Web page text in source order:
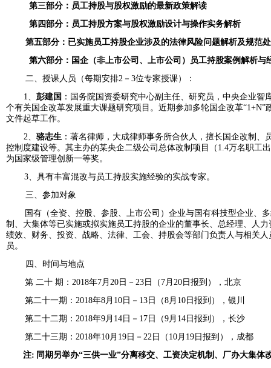
第三部分：员工持股与股权激励的最新政策解读
第四部分：员工持股方案与股权激励设计与操作实务解析
第五部分： 已实施员工持股企业涉及的法律风险问题解析及规范
第六部分：国企（非上市公司、上市公司）员工持股案例解析与
二、授课人员（每期安排2 －3位专家授课）：
1、彭建国 ：国务院国资委研究中心副主任、研究员，中央企业
个有关国企改革发展重大课题研究项目。近期参加多轮国企改革“1+N”
文件起草工作。
2、 骆志生：著名律师，大成律师事务所合伙人，擅长国企改制、
控制度建设等。其主办的某央企二级公司总体改制项目（ 1.4万名职工
为国家级管理创新一等奖。
3、具有丰富混改与员工持股实施经验的实战专家。
三、参加对象
国有（全资、控股、参股、上市公司）企业与国有科技型企业、
制、大集体等已实施或拟实施员工持股的企业的董事长、总经理、人
绩效、财务、投资、战略、法律、工会、持股会等部门负责人与相关
员。
四、时间与地点
第 二十 期： 2018年7月 20日－ 23日（ 7月 20日报到），北京
第二十一期： 2018年8月 10日－ 13日（8月 10日报到），银川
第二十二期： 2018年9月 14日－ 17日（9月 14日报到），长沙
第二十三期： 2018年10月 19日－ 22日（ 10月 19日报到），成都
注: 同期另举办“三供一业”分离移交、工资决定机制、厂办大集体